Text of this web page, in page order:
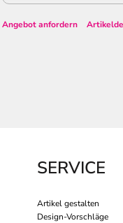
Angebot anfordern
SERVICE
Artikel gestalten
Design-Vorschläge